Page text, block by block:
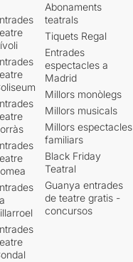
Abonaments
teatrals
Tiquets Regal
Entrades
espectacles a
Madrid
Millors monòlegs
Millors musicals
Millors espectacles
familiars
Black Friday
Teatral
Guanya entrades
de teatre gratis -
concursos